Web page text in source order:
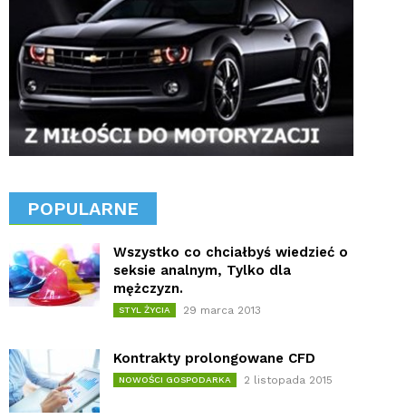
POPULARNE
Wszystko co chciałbyś wiedzieć o
seksie analnym, Tylko dla
mężczyzn.
STYL ŻYCIA 29 marca 2013
Kontrakty prolongowane CFD
NOWOŚCI GOSPODARKA 2 listopada 2015